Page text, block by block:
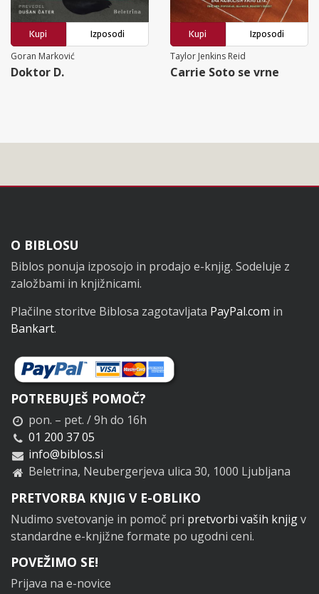
Kupi
Izposodi
Goran Marković
Doktor D.
Kupi
Izposodi
Taylor Jenkins Reid
Carrie Soto se vrne
Noga
O BIBLOSU
Biblos ponuja izposojo in prodajo e-knjig. Sodeluje z
založbami in knjižnicami.
Plačilne storitve Biblosa zagotavljata PayPal.com in
Bankart.
POTREBUJEŠ POMOČ?
pon. – pet. / 9h do 16h
01 200 37 05
info@biblos.si
Beletrina, Neubergerjeva ulica 30, 1000 Ljubljana
PRETVORBA KNJIG V E-OBLIKO
Nudimo svetovanje in pomoč pri pretvorbi vaših knjigv
standardne e-knjižne formate po ugodni ceni.
POVEŽIMO SE!
Prijava na e-novice